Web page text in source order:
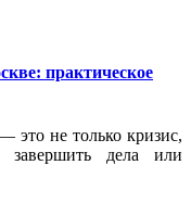
практическое
это не только кризис,
завершить дела или